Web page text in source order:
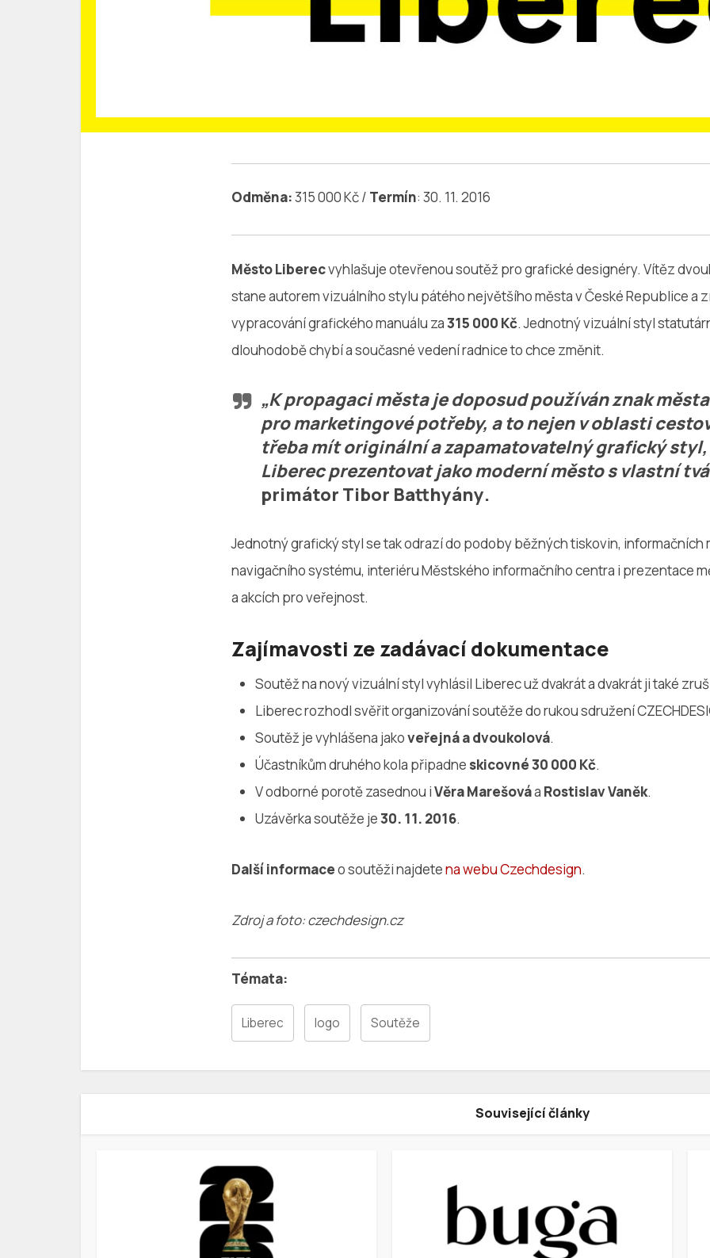
Odměna:315 000 Kč / Termín: 30. 11. 2016
Město Liberecvyhlašuje otevřenou soutěž pro grafické designéry. Vítěz
stane autorem vizuálního stylu pátého největšího města v České Republice a
vypracování grafického manuálu za315 000 Kč. Jednotný vizuální styl
dlouhodobě chybí a současné vedení radnice to chce změnit.
„K propagaci města je doposud používán znak
pro marketingové potřeby, a to nejen v oblasti
třeba mít originální a zapamatovatelný grafický
Liberec prezentovat jako moderní město s vlastní
primátor Tibor Batthyány.
Jednotný grafický styl se tak odrazí do podoby běžných tiskovin, informačních
navigačního systému, interiéru Městského informačního centra i prezentace
a akcích pro veřejnost.
Zajímavosti ze zadávací dokumentace
Soutěž na nový vizuální styl vyhlásil Liberec už dvakrát a dvakrát ji také
Liberec rozhodl svěřit organizování soutěže do rukou sdružení
Soutěž je vyhlášena jakoveřejná a dvoukolová.
Účastníkům druhého kola připadne skicovné 30 000 Kč.
V odborné porotě zasednou iVěra Marešováa Rostislav Vaněk.
Uzávěrka soutěže je30. 11. 2016.
Další informaceo soutěži najdetena webu Czechdesign.
Zdroj a foto: czechdesign.cz
Liberec logo Soutěže
Související články